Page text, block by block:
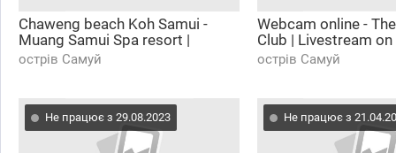
Chaweng beach Koh Samui -
Muang Samui Spa resort |
Webcam online on the beach
острів Самуй
Webcam online -
Club | Livestream
Streets of Thailand
острів Самуй
Не працює з 29.08.2023 Не працює з